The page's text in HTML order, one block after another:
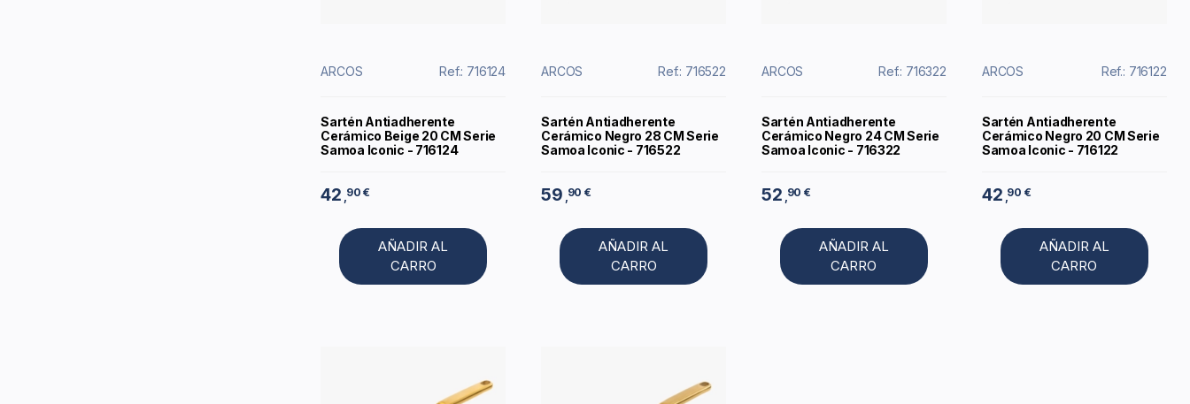
ARCOS Ref.: 716124
Sartén Antiadherente
Cerámico Beige 20 CM Serie
Samoa Iconic - 716124
42 90 €
AÑADIR AL
CARRO
ARCOS Ref.: 716522
Sartén Antiadherente
Cerámico Negro 28 CM Serie
Samoa Iconic - 716522
59 90 €
AÑADIR AL
CARRO
ARCOS Ref.: 716322
Sartén Antiadherente
Cerámico Negro 24 CM Serie
Samoa Iconic - 716322
52 90 €
AÑADIR AL
CARRO
ARCOS Ref.: 716122
Sartén Antiadherente
Cerámico Negro 20 CM Serie
Samoa Iconic - 716122
42 ,90 €
AÑADIR AL
CARRO